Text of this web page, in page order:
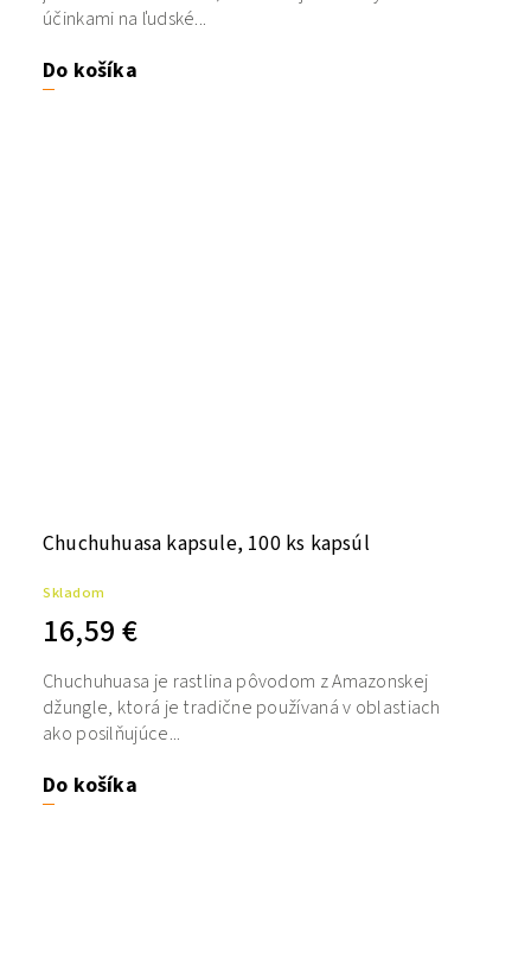
Do košíka
účinkami na ľudské...
Chuchuhuasa kapsule, 100 ks kapsúl
Skladom
16,59 €
Do košíka
Chuchuhuasa je rastlina pôvodom z Amazonskej
džungle, ktorá je tradične používaná v oblastiach
ako posilňujúce...